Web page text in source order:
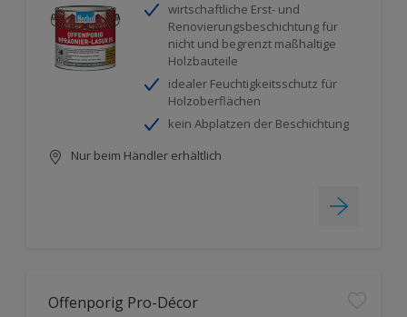
wirtschaftliche Erst- und
Renovierungsbeschichtung für
nicht und begrenzt maßhaltige
Holzbauteile
idealer Feuchtigkeitsschutz für
Holzoberflächen
kein Abplatzen der Beschichtung
Nur beim Händler erhältlich
Offenporig Pro-Décor